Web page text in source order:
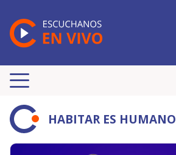
HABITAR ES HUMANO